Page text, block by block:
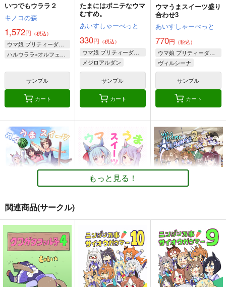
いつでもウララ２
キノコの森
1,572円 （税込）
ウマ娘 プリティーダービー
ハルウララ×オルフェーヴル
サンプル
カート
たまにはポニテなウマ
むすめ。
あいすしゃーべっと
330円 （税込）
ウマ娘 プリティーダービー
メジロアルダン
メジロマックイーン
サンプル
カート
ウマうまスイーツ盛り
合わせ3
あいすしゃーべっと
770円 （税込）
ウマ娘 プリティーダービー
ヴィルシーナ
メジロアルダン
サンプル
カート
ウマうまスイーツ盛り
合わせ2
あいすしゃーべっと
550円（税込）
ウマ娘 プリティーダービー
ウマうまスイーツ盛り
合わせ
あいすしゃーべっと
660円（税込）
ウマ娘 プリティーダービー
UMAMANGAアラカル
ト 2026 SUMMER
Rebel Alliance
1,100円（税込）
ウマ娘 プリティーダービー
もっと見る！
関連商品(サークル)